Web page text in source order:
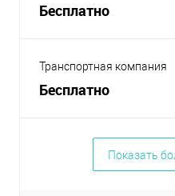
Бесплатно
Транспортная компания
Бесплатно
Показать